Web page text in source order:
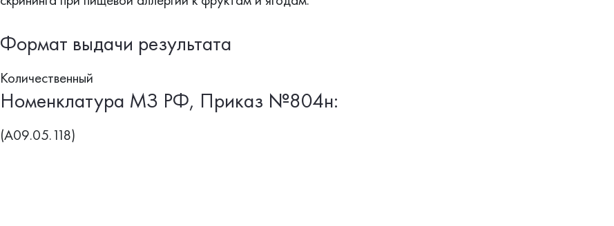
Формат выдачи результата
Количественный
Номенклатура МЗ РФ, Приказ №804н:
(A09.05.118)